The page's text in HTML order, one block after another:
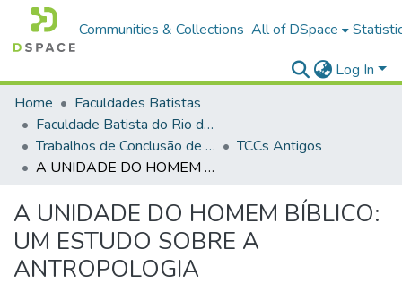
Communities & Collections All of DSpace
Log In
Home
Faculdades Batistas
Faculdade Batista do Rio de Janeiro (FABAT-RJ)
Trabalhos de Conclusão de Curso (TCC)
TCCs Antigos
A UNIDADE DO HOMEM BÍBLICO: UM ESTUDO SOBRE A ANTROPOLOGIA
A UNIDADE DO HOMEM BÍBLICO:
UM ESTUDO SOBRE A
ANTROPOLOGIA